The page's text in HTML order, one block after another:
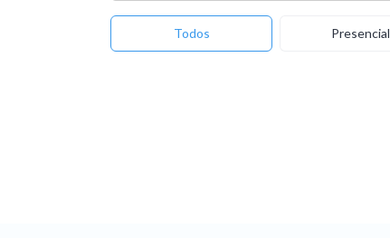
Todos Presencial